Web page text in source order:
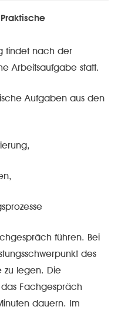
findet nach der
Arbeitsaufgabe statt.
Aufgaben aus den
führen. Bei
des
zu legen. Die
Fachgespräch
dauern. Im